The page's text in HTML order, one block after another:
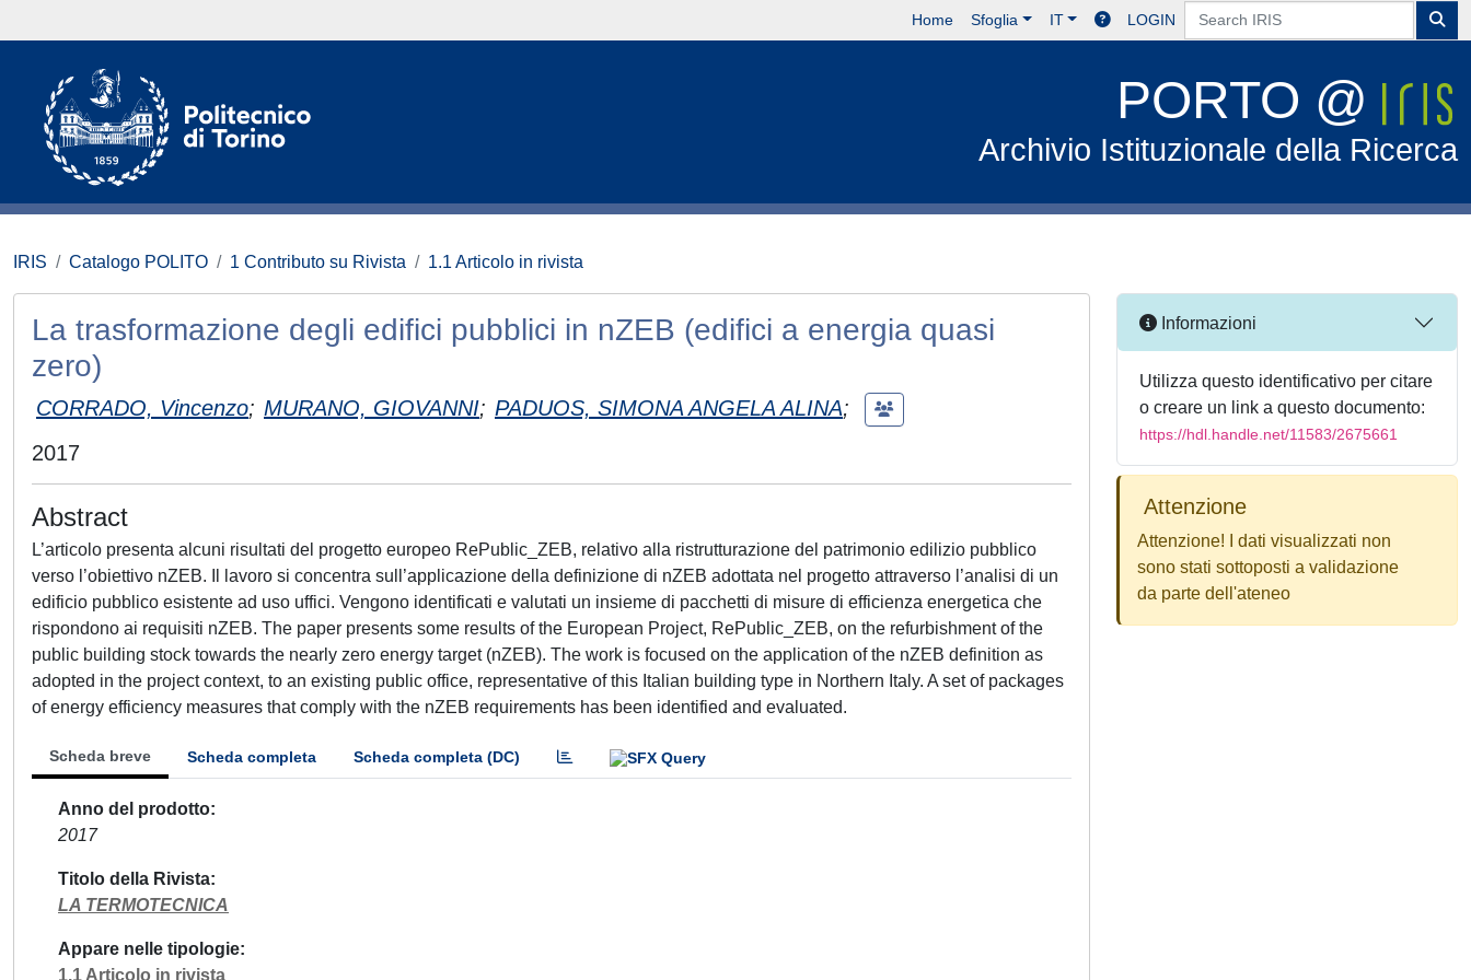
Home Sfoglia IT LOGIN
PORTO @
Archivio Istituzionale della Ricerca
IRIS Catalogo POLITO 1 Contributo su Rivista 1.1 Articolo in rivista
La trasformazione degli edifici pubblici in nZEB (edifici a energia quasi
zero)
CORRADO, Vincenzo; MURANO, GIOVANNI; PADUOS, SIMONA ANGELA ALINA;
2017
Abstract
L’articolo presenta alcuni risultati del progetto europeo RePublic_ZEB, relativo alla ristrutturazione del patrimonio edilizio pubblico
verso l’obiettivo nZEB. Il lavoro si concentra sull’applicazione della definizione di nZEB adottata nel progetto attraverso l’analisi di un
edificio pubblico esistente ad uso uffici. Vengono identificati e valutati un insieme di pacchetti di misure di efficienza energetica che
rispondono ai requisiti nZEB. The paper presents some results of the European Project, RePublic_ZEB, on the refurbishment of the
public building stock towards the nearly zero energy target (nZEB). The work is focused on the application of the nZEB definition as
adopted in the project context, to an existing public office, representative of this Italian building type in Northern Italy. A set of packages
of energy efficiency measures that comply with the nZEB requirements has been identified and evaluated.
Scheda breve Scheda completa Scheda completa (DC)
Anno del prodotto
2017
Titolo della Rivista
LA TERMOTECNICA
Appare nelle tipologie
1.1 Articolo in rivista
Informazioni
Utilizza questo identificativo per citare
o creare un link a questo documento:
https://hdl.handle.net/11583/2675661
Attenzione
Attenzione! I dati visualizzati non
sono stati sottoposti a validazione
da parte dell'ateneo